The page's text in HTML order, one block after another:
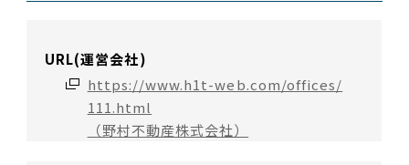
URL(運営会社)
https://www.h1t-web.com/offices/
111.html
（野村不動産株式会社）